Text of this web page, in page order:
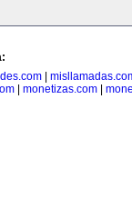
|
| monetizas.com|